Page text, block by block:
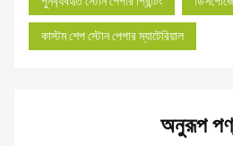
কাস্টম শেপ স্টোন পেপার ম্যাটেরিয়াল
অনুরূপ